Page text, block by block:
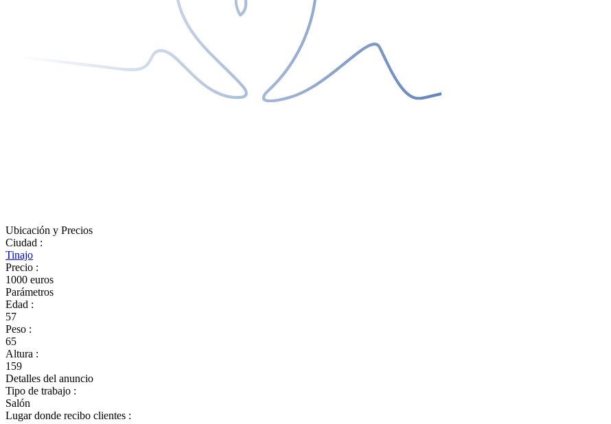
Ubicación y Precios
Ciudad :
Tinajo
Precio :
1000 euros
Parámetros
Edad :
57
Peso :
65
Altura :
159
Detalles del anuncio
Tipo de trabajo :
Salón
Lugar donde recibo clientes :